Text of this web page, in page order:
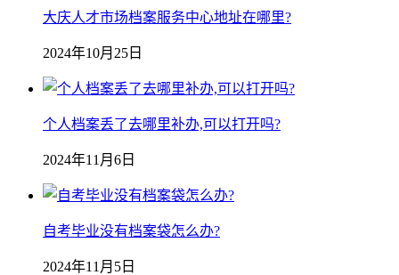
大庆人才市场档案服务中心地址在哪里?
2024年10月25日
个人档案丢了去哪里补办,可以打开吗?
2024年11月6日
自考毕业没有档案袋怎么办?
2024年11月5日